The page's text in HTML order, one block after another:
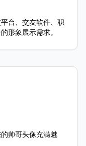
台、交友软件、职
形象展示需求。
帅哥头像充满魅